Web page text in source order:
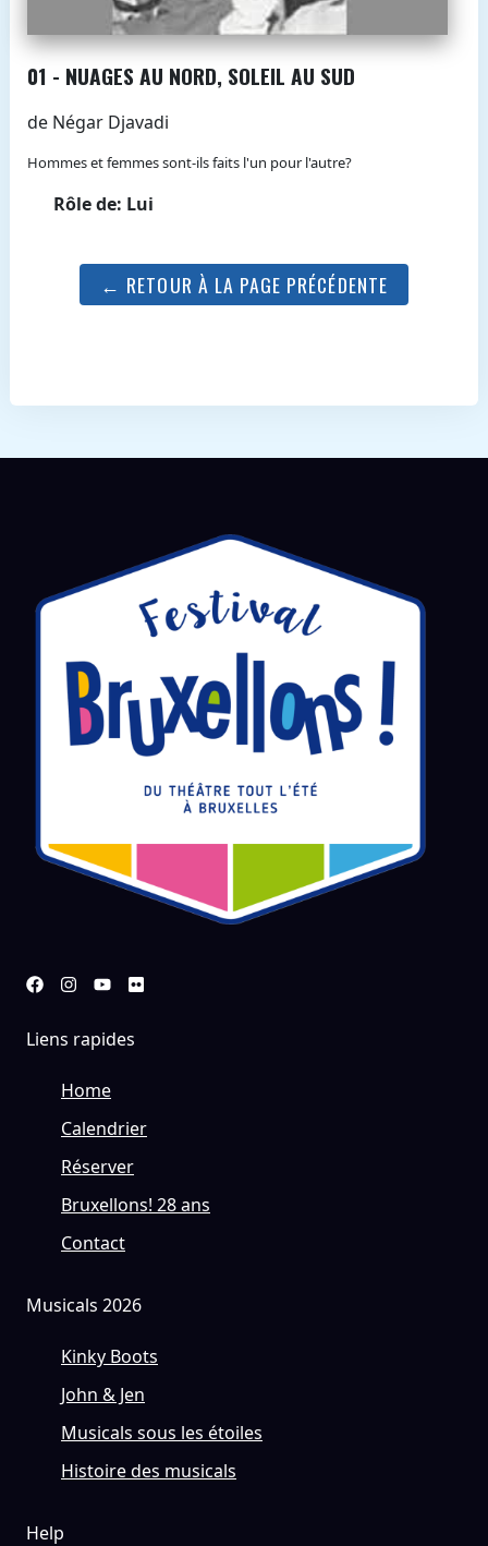
01 - NUAGES AU NORD, SOLEIL AU SUD
de Négar Djavadi
Hommes et femmes sont-ils faits l'un pour l'autre?
Rôle de: Lui
← RETOUR À LA PAGE PRÉCÉDENTE
Liens rapides
Home
Calendrier
Réserver
Bruxellons! 28 ans
Contact
Musicals 2026
Kinky Boots
John & Jen
Musicals sous les étoiles
Histoire des musicals
Help